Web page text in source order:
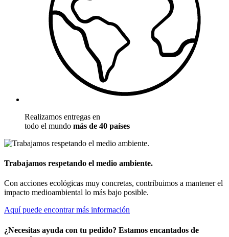
Realizamos entregas en
todo el mundo más de 40 países
Trabajamos respetando el medio ambiente.
Con acciones ecológicas muy concretas, contribuimos a mantener el
impacto medioambiental lo más bajo posible.
Aquí puede encontrar más información
¿Necesitas ayuda con tu pedido? Estamos encantados de